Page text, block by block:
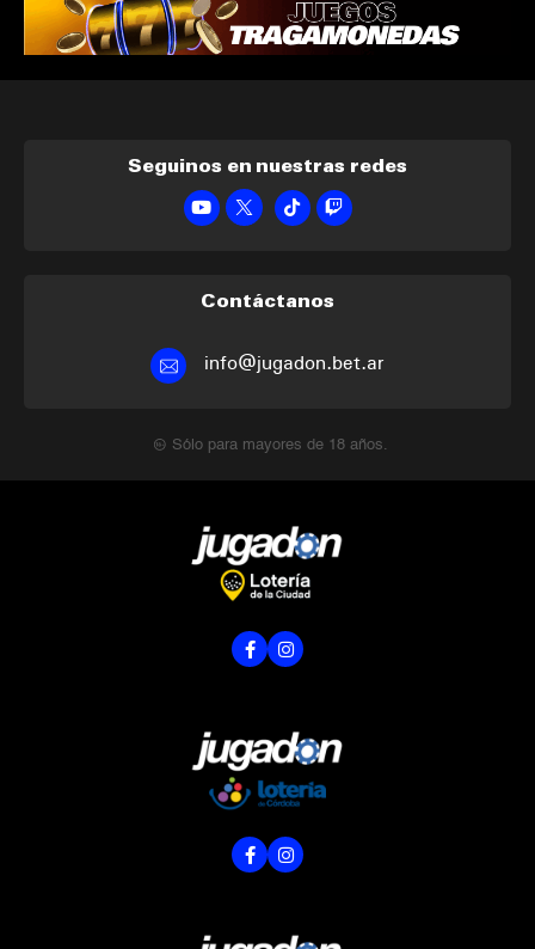
Seguinos en nuestras redes
Contáctanos
info@jugadon.bet.ar
Sólo para mayores de 18 años.